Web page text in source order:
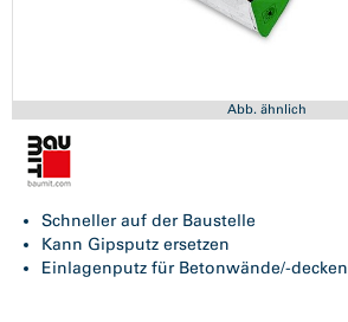
Abb. ähnlich
Schneller auf der Baustelle
Kann Gipsputz ersetzen
Einlagenputz für Betonwände/-decken